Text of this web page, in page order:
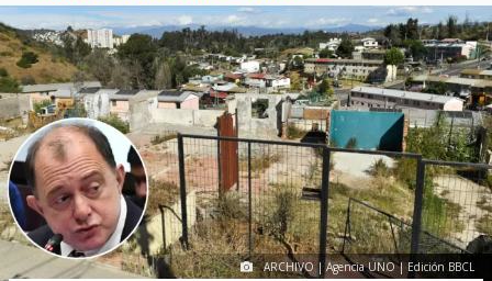
ARCHIVO | Agencia UNO | Edición BBCL